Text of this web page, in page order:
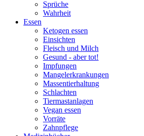
Sprüche
Wahrheit
Essen
Ketogen essen
Einsichten
Fleisch und Milch
Gesund - aber tot!
Impfungen
Mangelerkrankungen
Massentierhaltung
Schlachten
Tiermastanlagen
Vegan essen
Vorräte
Zahnpflege